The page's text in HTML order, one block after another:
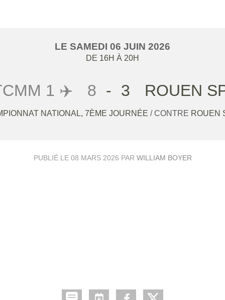
LE SAMEDI 06 JUIN 2026
DE 16H À 20H
1 ✈️ 8 - 3 ROUEN
NATIONAL, 7ÈME JOURNÉE / CONTRE ROUEN
PUBLIÉ LE 08 MARS 2026 PAR WILLIAM BOYER